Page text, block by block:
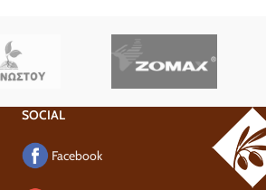
SOCIAL
Facebook